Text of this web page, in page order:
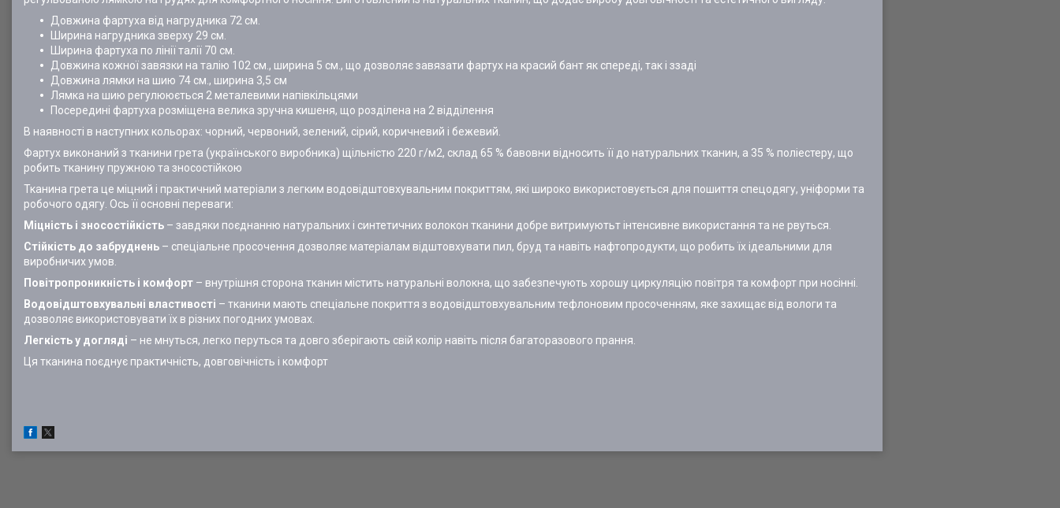
Довжина фартуха від нагрудника 72 см.
Ширина нагрудника зверху 29 см.
Ширина фартуха по лінії талії 70 см.
Довжина кожної завязки на талію 102 см., ширина 5 см., що дозволяє завязати фартух на красий бант як спереді, так і ззаді
Довжина лямки на шию 74 см., ширина 3,5 см
Лямка на шию регулююється 2 металевими напівкільцями
Посередині фартуха розміщена велика зручна кишеня, що розділена на 2 відділення
В наявності в наступних кольорах: чорний, червоний, зелений, сірий, коричневий і бежевий.
Фартух виконаний з тканини грета (українського виробника) щільністю 220 г/м2, склад 65 % бавовни відносить її до натуральних тканин, а 35 % поліестеру, що
робить тканину пружною та зносостійкою
Тканина грета це міцний і практичний матеріали з легким водовідштовхувальним покриттям, які широко використовується для пошиття спецодягу, уніформи та
робочого одягу. Ось її основні переваги:
Міцність і зносостійкість – завдяки поєднанню натуральних і синтетичних волокон тканини добре витримуютьт інтенсивне використання та не рвуться.
Стійкість до забруднень – спеціальне просочення дозволяє матеріалам відштовхувати пил, бруд та навіть нафтопродукти, що робить їх ідеальними для
виробничих умов.
Повітропроникність і комфорт – внутрішня сторона тканин містить натуральні волокна, що забезпечують хорошу циркуляцію повітря та комфорт при носінні.
Водовідштовхувальні властивості – тканини мають спеціальне покриття з водовідштовхувальним тефлоновим просоченням, яке захищає від вологи та
дозволяє використовувати їх в різних погодних умовах.
Легкість у догляді – не мнуться, легко перуться та довго зберігають свій колір навіть після багаторазового прання.
Ця тканина поєднує практичність, довговічність і комфорт